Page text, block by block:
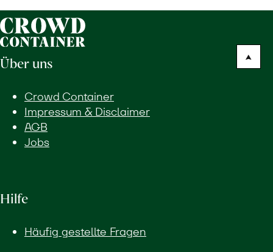
Über uns
Crowd Container
Impressum & Disclaimer
AGB
Jobs
Hilfe
Häufig gestellte Fragen